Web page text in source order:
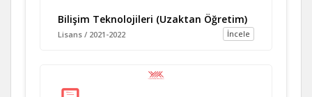
Bilişim Teknolojileri (Uzaktan Öğretim)
İncele
Lisans / 2021-2022